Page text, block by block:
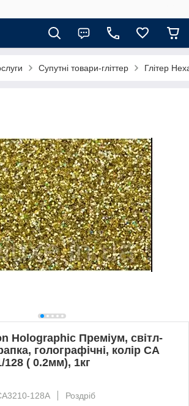
Супутні товари-гліттер Глітер
Holographic Преміум, світл-
голографічні, колір СА
128 ( 0.2мм), 1кг
128А
Роздріб